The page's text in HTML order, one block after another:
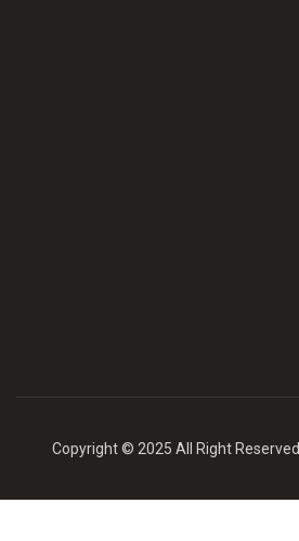
Copyright © 2025 All Right Reserved